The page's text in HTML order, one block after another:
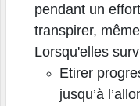
pendant un
transpirer,
Lorsqu'elles
Etirer
jusqu’à